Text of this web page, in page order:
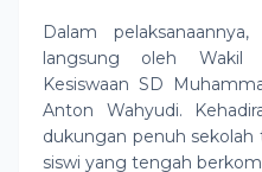
Dalam
langsung oleh Wakil
Kesiswaan SD
Anton Wahyudi.
dukungan penuh sekolah
siswi yang tengah